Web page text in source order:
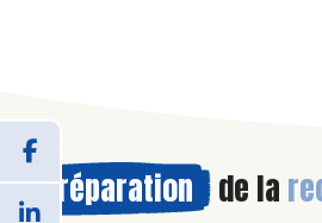
Préparation de la